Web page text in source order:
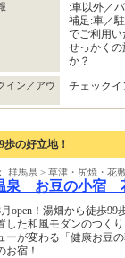
:車以外／
補足:車／
でご利用い
せっかくの
か？
イン／アウ
チェック
の好立地！
群馬県 > 草津・尻焼・花
泉 お豆の小宿
open！湯畑から徒歩
した和風モダンのつく
ーが変わる「健康お豆
お宿！